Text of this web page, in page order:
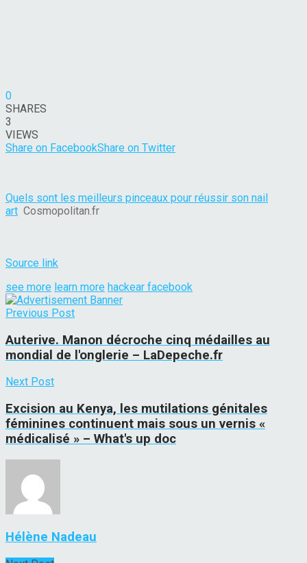
0
SHARES
3
VIEWS
Share on FacebookShare on Twitter
Quels sont les meilleurs pinceaux pour réussir son nail
art Cosmopolitan.fr
Source link
see more learn more hackear facebook
Previous Post
Auterive. Manon décroche cinq médailles au
mondial de l'onglerie – LaDepeche.fr
Next Post
Excision au Kenya, les mutilations génitales
féminines continuent mais sous un vernis «
médicalisé » – What's up doc
Hélène Nadeau